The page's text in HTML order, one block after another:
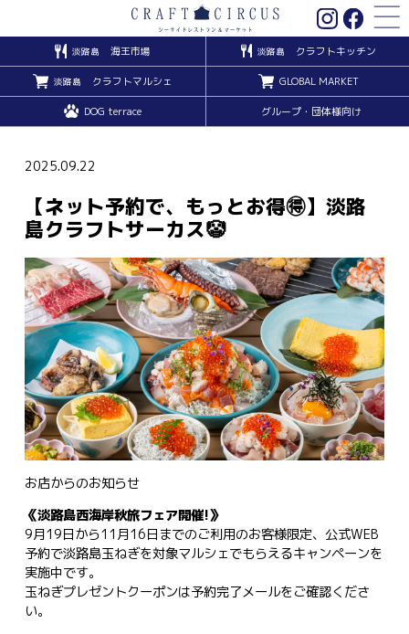
淡路島 海王市場 淡路島 クラフトキッチン
淡路島 クラフトマルシェ GLOBAL MARKET
DOG terrace グループ・団体様向け
2025.09.22
【ネット予約で、もっとお得🉐】淡路
島クラフトサーカス🤡
お店からのお知らせ
《淡路島西海岸秋旅フェア開催!》
9月19日から11月16日までのご利用のお客様限定、公式WEB
予約で淡路島玉ねぎを対象マルシェでもらえるキャンペーンを
実施中です。
玉ねぎプレゼントクーポンは予約完了メールをご確認くださ
い。